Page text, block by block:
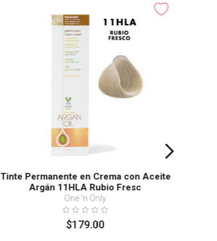
Tinte Permanente en Crema con Aceite
Argán 11HLA Rubio Fresc
One 'n Only
$179.00